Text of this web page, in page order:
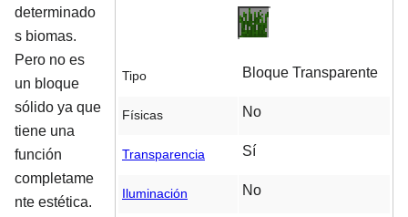
Tipo Bloque Transparente
Físicas No
Transparencia Sí
Iluminación No
determinado
s biomas.
Pero no es
un bloque
sólido ya que
tiene una
función
completame
nte estética.